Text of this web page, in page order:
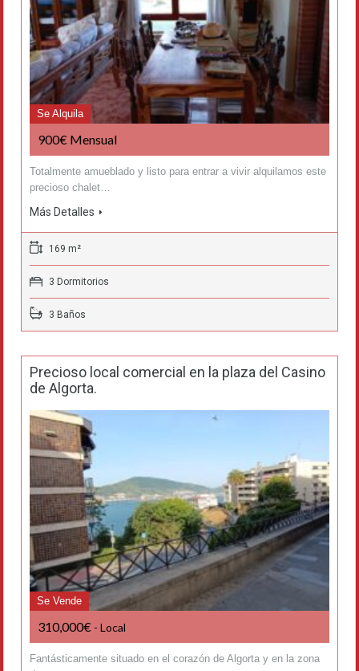
Se Alquila
900€ Mensual
Totalmente amueblado y listo para entrar a vivir alquilamos este
precioso chalet…
Más Detalles
169 m²
3 Dormitorios
3 Baños
Precioso local comercial en la plaza del Casino
de Algorta.
Se Vende
310,000€ - Local
Fantásticamente situado en el corazón de Algorta y en la zona